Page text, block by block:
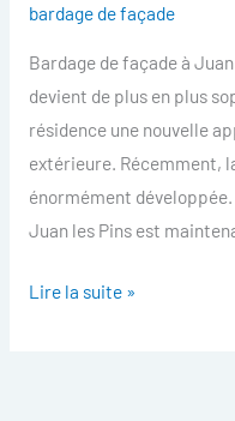
bardage de façade
Bardage de façade à
devient de plus en plus
résidence une nouvelle
extérieure. Récemment,
énormément développée.
Juan les Pins est
Juan
les
Pins
Lire la suite »